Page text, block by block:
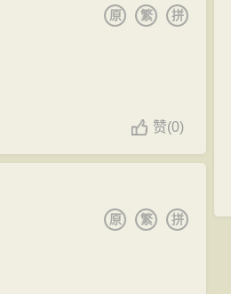
拼
繁
原
赞(0)
拼
繁
原